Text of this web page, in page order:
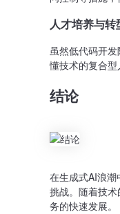
人才培养与转
虽然低代码开
懂技术的复合型
结论
在生成式AI浪
挑战。随着技
务的快速发展。